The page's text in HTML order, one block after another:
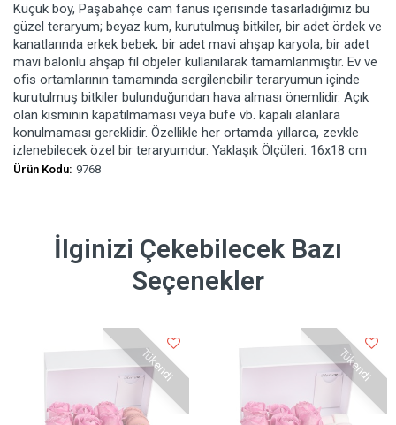
Küçük boy, Paşabahçe cam fanus içerisinde tasarladığımız bu
güzel teraryum; beyaz kum, kurutulmuş bitkiler, bir adet ördek ve
kanatlarında erkek bebek, bir adet mavi ahşap karyola, bir adet
mavi balonlu ahşap fil objeler kullanılarak tamamlanmıştır. Ev ve
ofis ortamlarının tamamında sergilenebilir teraryumun içinde
kurutulmuş bitkiler bulunduğundan hava alması önemlidir. Açık
olan kısmının kapatılmaması veya büfe vb. kapalı alanlara
konulmaması gereklidir. Özellikle her ortamda yıllarca, zevkle
izlenebilecek özel bir teraryumdur. Yaklaşık Ölçüleri: 16x18 cm
Ürün Kodu: 9768
İlginizi Çekebilecek Bazı
Seçenekler
Tükendi Tükendi